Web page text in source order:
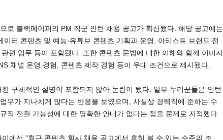
로 블랙페이퍼의 PM 직군 인턴 채용 공고가 확산됐다. 해당 공고에는
터 콘텐츠 및 예능·유튜브 콘텐츠 기획과 운영, 아티스트 브랜드 전
련 업무 등이 포함됐다. 또한 콘텐츠 문법에 대한 이해와 함께 이미지
채널 운영 경험, 콘텐츠 제작 경험 등이 우대 조건으로 제시됐다.
구체적인 설명이 포함되지 않아 논란이 됐다. 일부 누리꾼들은 인턴
무가 지나치게 많다는 반응을 보였으며, 사실상 경력직에 준하는 수
직 전환 가능성에 대한 명확한 안내가 없다는 점을 문제로 지적했다.
에선 "최근 콘텐츠 회사 채용 공고에서 흔히 볼 수 있는 수준의 조